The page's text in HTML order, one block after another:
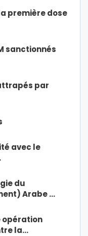
première dose
sanctionnés
par
avec le
du
Arabe …
opération
la…